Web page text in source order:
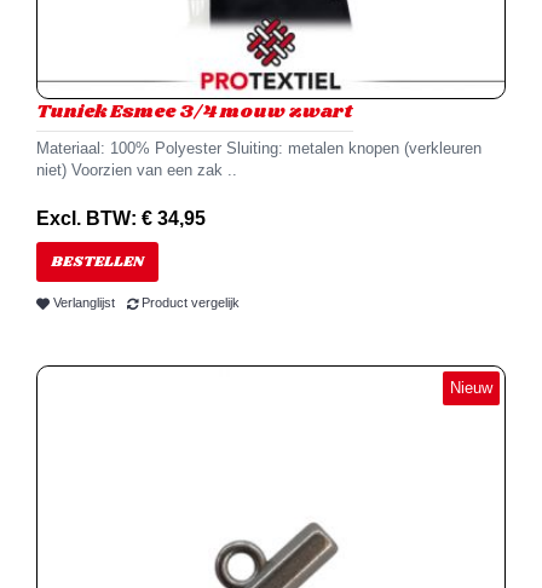
Tuniek Esmee 3/4 mouw zwart
Materiaal: 100% Polyester Sluiting: metalen knopen (verkleuren
niet) Voorzien van een zak ..
Excl. BTW: € 34,95
BESTELLEN
Verlanglijst Product vergelijk
Nieuw